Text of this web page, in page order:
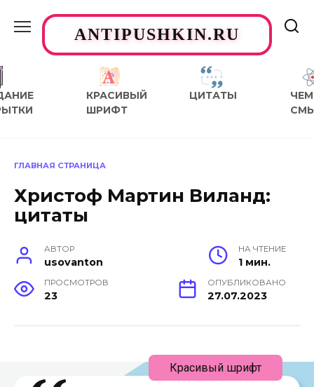
содержаниюANTIPUSHKIN.RU
КРАСИВЫЙ
ШРИФТ
ЦИТАТЫ
ЧЕМ
ГЛАВНАЯ СТРАНИЦА
Христоф Мартин Виланд:
цитаты
АВТОР
usovanton
НА ЧТЕНИЕ
1 мин.
ПРОСМОТРОВ
23
ОПУБЛИКОВАНО
27.07.2023
Красивый шрифт